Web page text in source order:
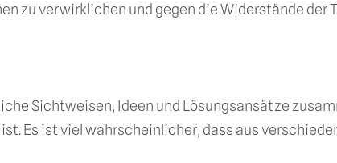
zu verwirklichen und gegen die Widerstände der
Sichtweisen, Ideen und Lösungsansätze
Es ist viel wahrscheinlicher, dass aus